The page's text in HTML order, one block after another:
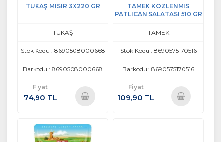
TUKAŞ MISIR 3X220 GR
TUKAŞ
Stok Kodu : 8690508000668
Barkodu : 8690508000668
Fiyat
74,90 TL
Ekle
TAMEK KOZLENMIS
PATLICAN SALATASI 510 GR
TAMEK
Stok Kodu : 8690575170516
Barkodu : 8690575170516
Fiyat
109,90 TL